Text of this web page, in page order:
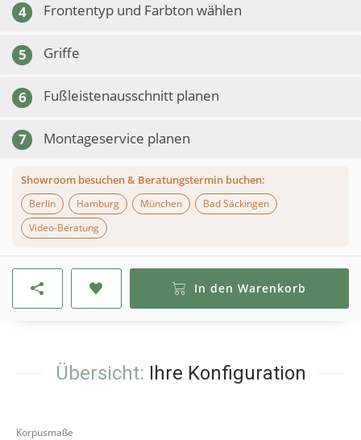
4 Frontentyp und Farbton wählen
5 Griffe
6 Fußleistenausschnitt planen
7 Montageservice planen
Showroom besuchen & Beratungstermin buchen:
Berlin
Hamburg München
Bad Säckingen
Video-Beratung
In den Warenkorb
Übersicht: Ihre Konfiguration
Korpusmaße